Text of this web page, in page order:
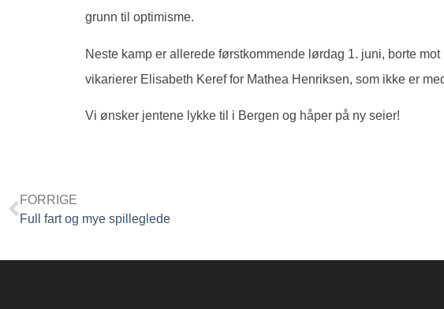
grunn til optimisme.
Neste kamp er allerede førstkommende lørdag 1. juni, borte
vikarierer Elisabeth Keref for Mathea Henriksen, som ikke er
Vi ønsker jentene lykke til i Bergen og håper på ny seier!
FORRIGE
Full fart og mye spilleglede